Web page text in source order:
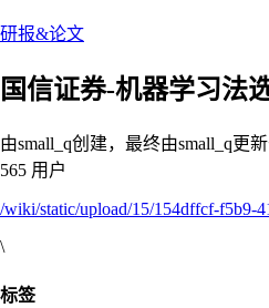
研报&论文
国信证券-机器学习法
由small_q创建，最终由small_q更
565 用户
/wiki/static/upload/15/154dffcf-f5b9-
\
标签